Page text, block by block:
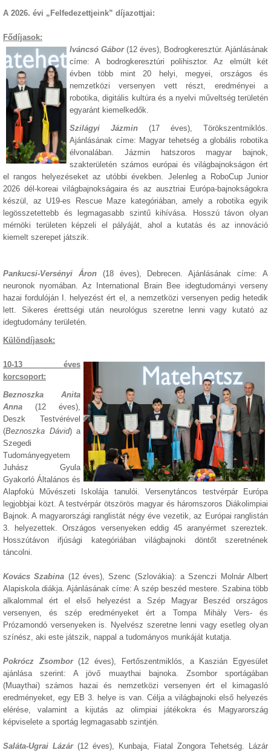
A 2026. évi „Felfedezettjeink” díjazottjai:
Fődíjasok:
Iváncsó Gábor(12 éves), Bodrogkeresztúr. Ajánlásának
címe: A bodrogkeresztúri polihisztor. Az elmúlt két
évben több mint 20 helyi, megyei, országos és
nemzetközi versenyen vett részt, eredményei a
robotika, digitális kultúra és a nyelvi műveltség területén
egyaránt kiemelkedők.
Szilágyi Jázmin (17 éves), Törökszentmiklós.
Ajánlásának címe: Magyar tehetség a globális robotika
élvonalában. Jázmin hatszoros magyar bajnok,
szakterületén számos európai és világbajnokságon ért
el rangos helyezéseket az utóbbi években. Jelenleg a RoboCup Junior
2026 dél-koreai világbajnokságaira és az ausztriai Európa-bajnokságokra
készül, az U19-es Rescue Maze kategóriában, amely a robotika egyik
legösszetettebb és legmagasabb szintű kihívása. Hosszú távon olyan
mérnöki területen képzeli el pályáját, ahol a kutatás és az innováció
kiemelt szerepet játszik.
Pankucsi-Versényi Áron(18 éves), Debrecen. Ajánlásának címe: A
neuronok nyomában. Az International Brain Bee idegtudományi verseny
hazai fordulóján I. helyezést ért el, a nemzetközi versenyen pedig hetedik
lett. Sikeres érettségi után neurológus szeretne lenni vagy kutató az
idegtudomány területén.
Különdíjasok:
10-13 éves
korcsoport:
Beznoszka Anita
Anna (12 éves),
Deszk Testvérével
(Beznoszka Dávid) a
Szegedi
Tudományegyetem
Juhász Gyula
Gyakorló Általános és
Alapfokú Művészeti Iskolája tanulói. Versenytáncos testvérpár Európa
legjobbjai közt. A testvérpár ötszörös magyar és háromszoros Diákolimpiai
Bajnok. A magyarországi ranglistát négy éve vezetik, az Európai ranglistán
3. helyezettek. Országos versenyeken eddig 45 aranyérmet szereztek.
Hosszútávon ifjúsági kategóriában világbajnoki döntőt szeretnének
táncolni.
Kovács Szabina (12 éves), Szenc (Szlovákia): a Szenczi Molnár Albert
Alapiskola diákja. Ajánlásának címe: A szép beszéd mestere. Szabina több
alkalommal ért el első helyezést a Szép Magyar Beszéd országos
versenyen, és szép eredményeket ért a Tompa Mihály Vers- és
Prózamondó versenyeken is. Nyelvész szeretne lenni vagy esetleg olyan
színész, aki este játszik, nappal a tudományos munkáját kutatja.
Pokrócz Zsombor(12 éves), Fertőszentmiklós, a Kaszián Egyesület
ajánlása szerint: A jövő muaythai bajnoka. Zsombor sportágában
(Muaythai) számos hazai és nemzetközi versenyen ért el kimagasló
eredményeket, egy EB 3. helye is van. Célja a világbajnoki első helyezés
elérése, valamint a kijutás az olimpiai játékokra és Magyarország
képviselete a sportág legmagasabb szintjén.
Saláta-Ugrai Lázár(12 éves), Kunbaja, Fiatal Zongora Tehetség. Lázár